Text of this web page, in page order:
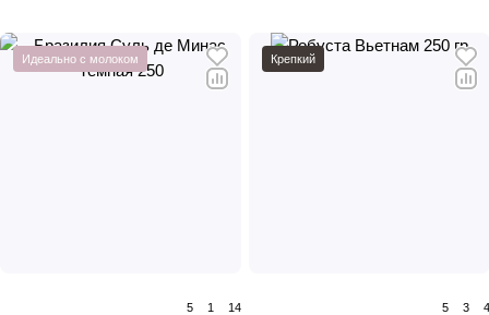
Идеально с молоком
5 1 14
Крепкий
5 3 4